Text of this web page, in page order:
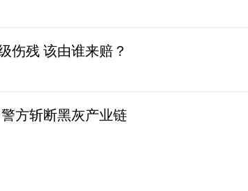
伤残 该由谁来赔？
方斩断黑灰产业链